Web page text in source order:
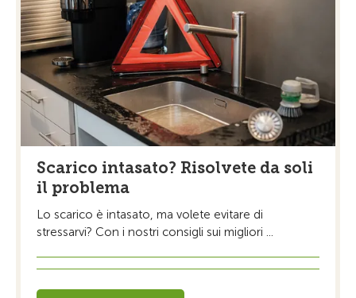
Scarico intasato? Risolvete da soli
il problema
Lo scarico è intasato, ma volete evitare di
stressarvi? Con i nostri consigli sui migliori ...